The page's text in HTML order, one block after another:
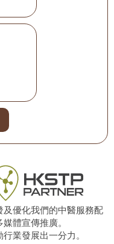
優化我們的中醫服務配
體宣傳推廣。
業發展出一分力。